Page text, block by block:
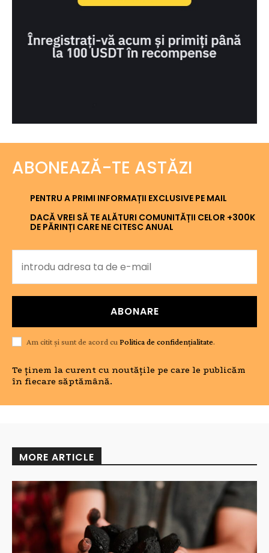
ABONEAZĂ-TE ASTĂZI
PENTRU A PRIMI INFORMAȚII EXCLUSIVE PE MAIL
DACĂ VREI SĂ TE ALĂTURI COMUNITĂȚII CELOR +300K
DE PĂRINȚI CARE NE CITESC ANUAL
ABONARE
Am citit și sunt de acord cu Politica de confidențialitate.
Te ținem la curent cu noutățile pe care le publicăm
în fiecare săptămână.
MORE ARTICLE